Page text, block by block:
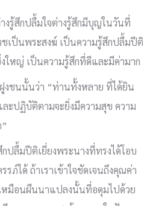
รู้สึกปลื้มใจต่างรู้สึกมีบุญในวันที่
เป็นพระสงฆ์ เป็นความรู้สึกปลื้มปีติ
ใหญ่ เป็นความรู้สึกที่ดีและมีค่ามาก
งชนนั้นว่า “ท่านทั้งหลาย ที่ได้ยิน
ะปฏิบัติตามจะยิ่งมีความสุข ความ
กปลื้มปีติเยี่ยงพระนางที่ทรงได้โอบ
รภ์ได้ ถ้าเราเข้าใจชัดเจนถึงคุณค่า
หมือนผืนนาแปลงนั้นที่อดุมไปด้วย